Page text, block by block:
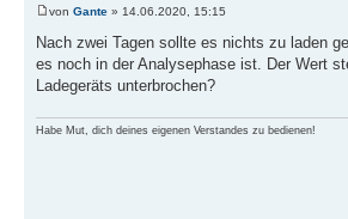
von Gante » 14.06.2020, 15:15
Nach zwei Tagen sollte es nichts zu laden
es noch in der Analysephase ist. Der Wert
Ladegeräts unterbrochen?
Habe Mut, dich deines eigenen Verstandes zu bedienen!